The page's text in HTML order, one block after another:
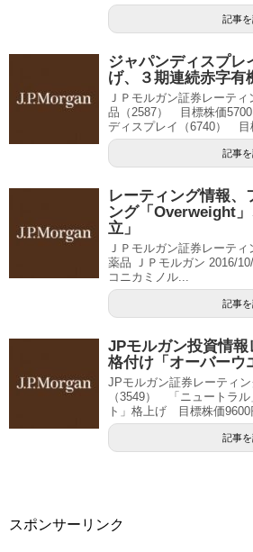
記事
ジャパンディスプレ
げ、３期連続赤字有
ＪＰモルガン証券レーテ
品（2587） 目標株価
ディスプレイ（6740） 目
記事
レーティング情報、
ング「Overweight
立」
ＪＰモルガン証券レーテ
薬品 ＪＰモルガン 2016/
コニカミノル...
記事
JPモルガン投資情
格付け「オーバーウ
JPモルガン証券レーティ
（3549） 「ニュートラ
ト」格上げ 目標株価
記事
スポンサーリンク